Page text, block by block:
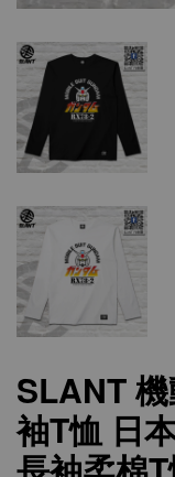
SLANT
袖T恤 日